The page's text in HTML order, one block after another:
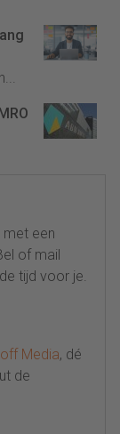
met een
of mail
tijd voor je.
Media, dé
de